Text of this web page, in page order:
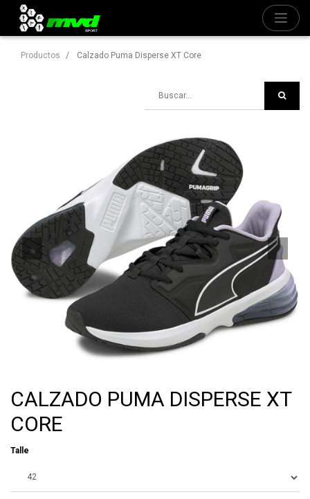
Productos Calzado Puma Disperse XT Core
CALZADO PUMA DISPERSE XT
CORE
Talle